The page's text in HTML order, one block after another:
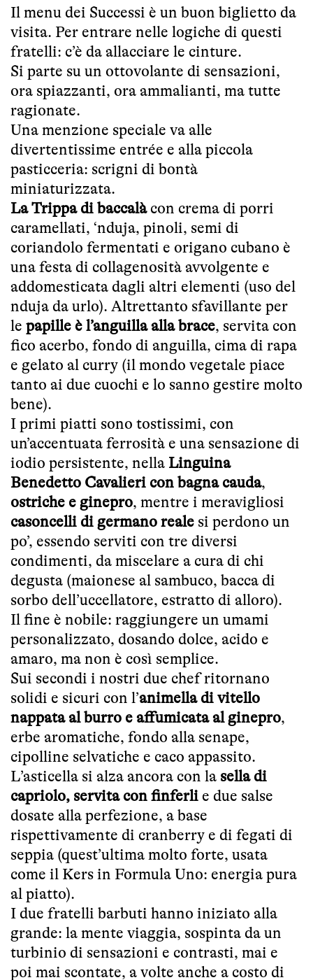
Il menu dei Successi è un buon biglietto da
visita. Per entrare nelle logiche di questi
fratelli: c’è da allacciare le cinture.
Si parte su un ottovolante di sensazioni,
ora spiazzanti, ora ammalianti, ma tutte
ragionate.
Una menzione speciale va alle
divertentissime entrée e alla piccola
pasticceria: scrigni di bontà
miniaturizzata.
La Trippa di baccalàcon crema di porri
caramellati, ‘nduja, pinoli, semi di
coriandolo fermentati e origano cubano è
una festa di collagenosità avvolgente e
addomesticata dagli altri elementi (uso del
nduja da urlo). Altrettanto sfavillante per
le papille è l’anguilla alla brace, servita con
fico acerbo, fondo di anguilla, cima di rapa
e gelato al curry (il mondo vegetale piace
tanto ai due cuochi e lo sanno gestire molto
bene).
I primi piatti sono tostissimi, con
un’accentuata ferrosità e una sensazione di
iodio persistente, nella Linguina
Benedetto Cavalieri con bagna cauda,
ostriche e ginepro, mentre i meravigliosi
casoncelli di germano reale si perdono un
po’, essendo serviti con tre diversi
condimenti, da miscelare a cura di chi
degusta (maionese al sambuco, bacca di
sorbo dell’uccellatore, estratto di alloro).
Il fine è nobile: raggiungere un umami
personalizzato, dosando dolce, acido e
amaro, ma non è così semplice.
Sui secondi i nostri due chef ritornano
solidi e sicuri con l’animella di vitello
nappata al burro e affumicata al ginepro,
erbe aromatiche, fondo alla senape,
cipolline selvatiche e caco appassito.
L’asticella si alza ancora con la sella di
capriolo, servita con finferli e due salse
dosate alla perfezione, a base
rispettivamente di cranberry e di fegati di
seppia (quest’ultima molto forte, usata
come il Kers in Formula Uno: energia pura
al piatto).
I due fratelli barbuti hanno iniziato alla
grande: la mente viaggia, sospinta da un
turbinio di sensazioni e contrasti, mai e
poi mai scontate, a volte anche a costo di